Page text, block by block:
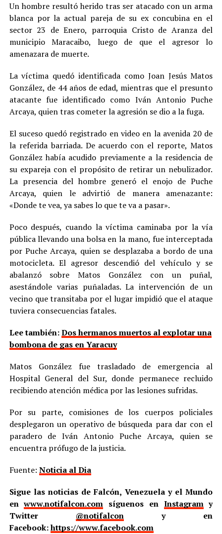
Un hombre resultó herido tras ser atacado con un arma
blanca por la actual pareja de su ex concubina en el
sector 23 de Enero, parroquia Cristo de Aranza del
municipio Maracaibo, luego de que el agresor lo
amenazara de muerte.
La víctima quedó identificada como Joan Jesús Matos
González, de 44 años de edad, mientras que el presunto
atacante fue identificado como Iván Antonio Puche
Arcaya, quien tras cometer la agresión se dio a la fuga.
El suceso quedó registrado en video en la avenida 20 de
la referida barriada. De acuerdo con el reporte, Matos
González había acudido previamente a la residencia de
su expareja con el propósito de retirar un nebulizador.
La presencia del hombre generó el enojo de Puche
Arcaya, quien le advirtió de manera amenazante:
«Donde te vea, ya sabes lo que te va a pasar».
Poco después, cuando la víctima caminaba por la vía
pública llevando una bolsa en la mano, fue interceptada
por Puche Arcaya, quien se desplazaba a bordo de una
motocicleta. El agresor descendió del vehículo y se
abalanzó sobre Matos González con un puñal,
asestándole varias puñaladas. La intervención de un
vecino que transitaba por el lugar impidió que el ataque
tuviera consecuencias fatales.
Lee también:Dos hermanos muertos al explotar una
bombona de gas en Yaracuy
Matos González fue trasladado de emergencia al
Hospital General del Sur, donde permanece recluido
recibiendo atención médica por las lesiones sufridas.
Por su parte, comisiones de los cuerpos policiales
desplegaron un operativo de búsqueda para dar con el
paradero de Iván Antonio Puche Arcaya, quien se
encuentra prófugo de la justicia.
Fuente: Noticia al Dia
Sigue las noticias de Falcón, Venezuela y el Mundo
enwww.notifalcon.com síguenos en Instagramy
Twitter @notifalcony en
Facebook:https://www.facebook.com